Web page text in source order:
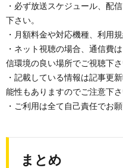
・必ず放送スケジュール、配
下さい。
・月額料金や対応機種、利用
・ネット視聴の場合、通信費
信環境の良い場所でご視聴下さ
・記載している情報は記事更
能性もありますのでご注意下さ
・ご利用は全て自己責任でお願
まとめ